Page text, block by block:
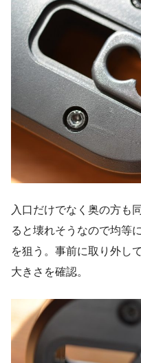
入口だけでなく奥の方も
ると壊れそうなので均等
を狙う。事前に取り外し
大きさを確認。